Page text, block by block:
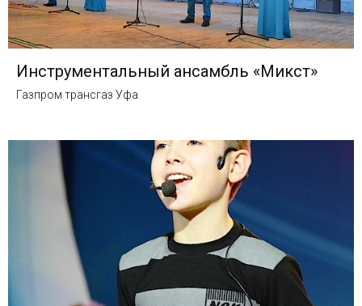
Инструментальный ансамбль «Микст»
Газпром трансгаз Уфа